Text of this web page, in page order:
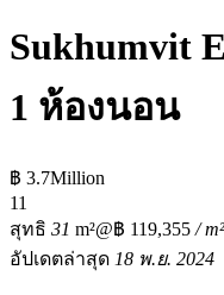
Sukhumvit
1 ห้องนอน
฿ 3.7Million
11
สุทธิ 31 m²@฿ 119,355 / m²
อัปเดตล่าสุด 18 พ.ย. 2024